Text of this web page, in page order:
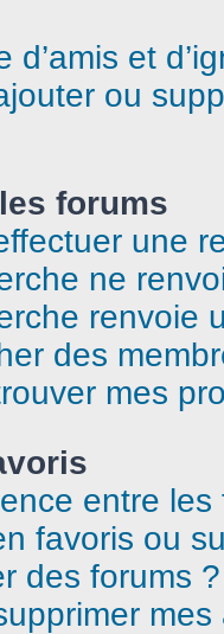
et
ou
forums
une
ne
renvoie
des
mes
entre
favoris ou
des forums ?